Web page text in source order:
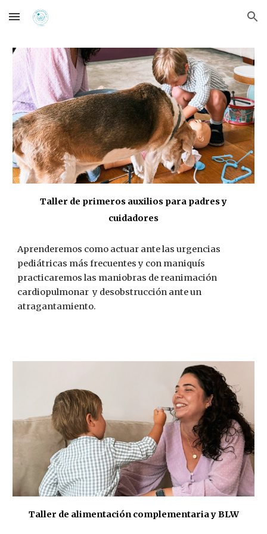
Skip to main content Skip to navigation
Taller de primeros auxilios para padres y
cuidadores
Aprenderemos como actuar ante las urgencias
pediátricas más frecuentes y con maniquís
practicaremos las maniobras de reanimación
cardiopulmonar y desobstrucción ante un
atragantamiento.
Taller de alimentación complementaria y BLW